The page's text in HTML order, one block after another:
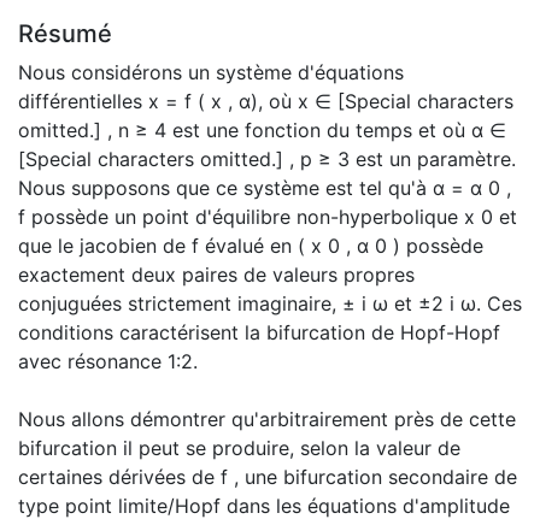
Résumé
Nous considérons un système d'équations
différentielles x = f ( x , α), où x ∈ [Special characters
omitted.] , n ≥ 4 est une fonction du temps et où α ∈
[Special characters omitted.] , p ≥ 3 est un paramètre.
Nous supposons que ce système est tel qu'à α = α 0 ,
f possède un point d'équilibre non-hyperbolique x 0 et
que le jacobien de f évalué en ( x 0 , α 0 ) possède
exactement deux paires de valeurs propres
conjuguées strictement imaginaire, ± i ω et ±2 i ω. Ces
conditions caractérisent la bifurcation de Hopf-Hopf
avec résonance 1:2.
Nous allons démontrer qu'arbitrairement près de cette
bifurcation il peut se produire, selon la valeur de
certaines dérivées de f , une bifurcation secondaire de
type point limite/Hopf dans les équations d'amplitude